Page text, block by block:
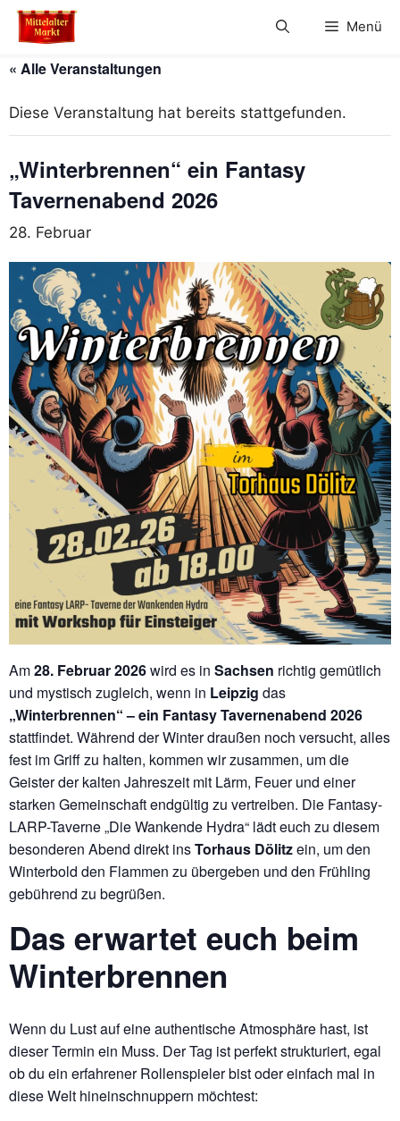
Zum
Inhalt
Menü
« Alle Veranstaltungen
Diese Veranstaltung hat bereits stattgefunden.
„Winterbrennen“ ein Fantasy
Tavernenabend 2026
28. Februar
Am28. Februar 2026wird es in Sachsen richtig gemütlich
und mystisch zugleich, wenn in Leipzig das
„Winterbrennen“ – ein Fantasy Tavernenabend 2026
stattfindet. Während der Winter draußen noch versucht, alles
fest im Griff zu halten, kommen wir zusammen, um die
Geister der kalten Jahreszeit mit Lärm, Feuer und einer
starken Gemeinschaft endgültig zu vertreiben. Die Fantasy-
LARP-Taverne „Die Wankende Hydra“ lädt euch zu diesem
besonderen Abend direkt insTorhaus Dölitzein, um den
Winterbold den Flammen zu übergeben und den Frühling
gebührend zu begrüßen.
Das erwartet euch beim
Winterbrennen
Wenn du Lust auf eine authentische Atmosphäre hast, ist
dieser Termin ein Muss. Der Tag ist perfekt strukturiert, egal
ob du ein erfahrener Rollenspieler bist oder einfach mal in
diese Welt hineinschnuppern möchtest: